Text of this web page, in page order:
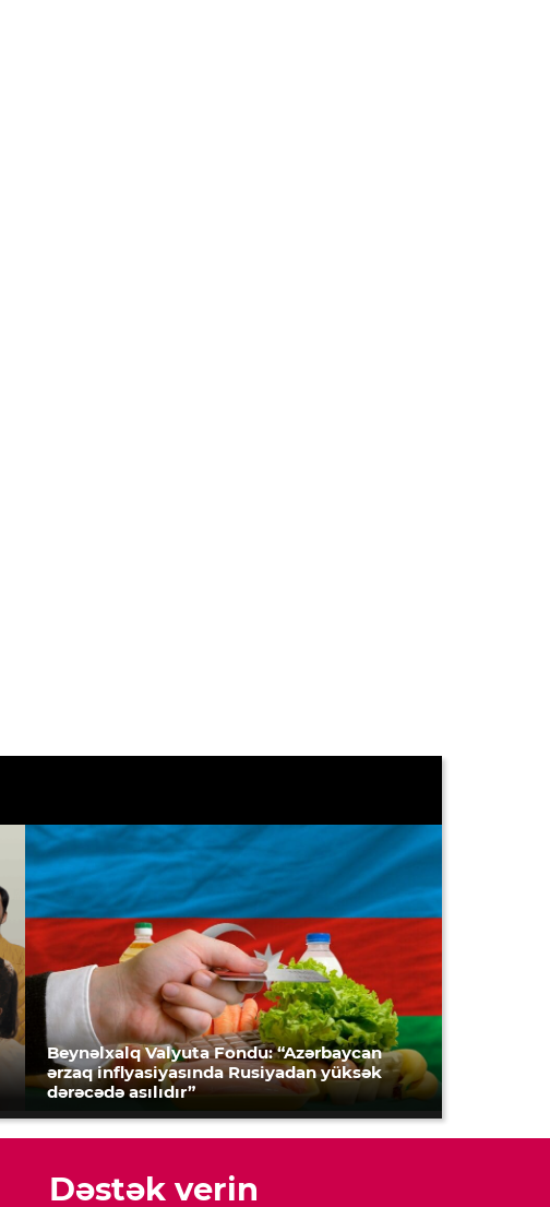
Beynəlxalq Valyuta Fondu: “Azərbaycan
ərzaq inflyasiyasında Rusiyadan yüksək
dərəcədə asılıdır”
Dəstək verin